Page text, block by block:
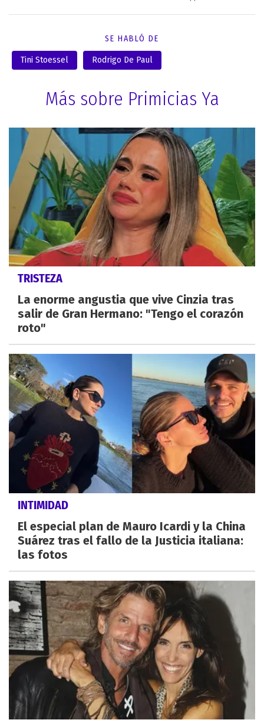
SE HABLÓ DE
Tini Stoessel Rodrigo De Paul
Más sobre Primicias Ya
TRISTEZA
La enorme angustia que vive Cinzia tras
salir de Gran Hermano: "Tengo el corazón
roto"
INTIMIDAD
El especial plan de Mauro Icardi y la China
Suárez tras el fallo de la Justicia italiana:
las fotos